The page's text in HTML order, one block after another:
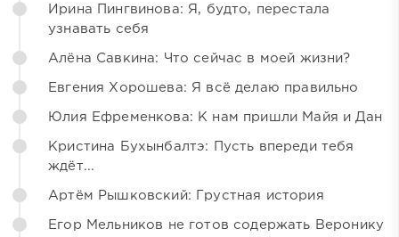
Ирина Пингвинова: Я, будто, перестала
узнавать себя
Алёна Савкина: Что сейчас в моей жизни?
Евгения Хорошева: Я всё делаю правильно
Юлия Ефременкова: К нам пришли Майя и Дан
Кристина Бухынбалтэ: Пусть впереди тебя
ждёт...
Артём Рышковский: Грустная история
Егор Мельников не готов содержать Веронику